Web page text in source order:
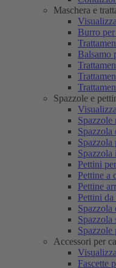
Maschera e
Burro
Balsamo
Spazzole e
Spazzole
Spazzola
Spazzola
Spazzola
Pettini
Pettine a
Pettine
Pettini
Spazzola
Spazzola
Spazzole
Accessori per
Fascette